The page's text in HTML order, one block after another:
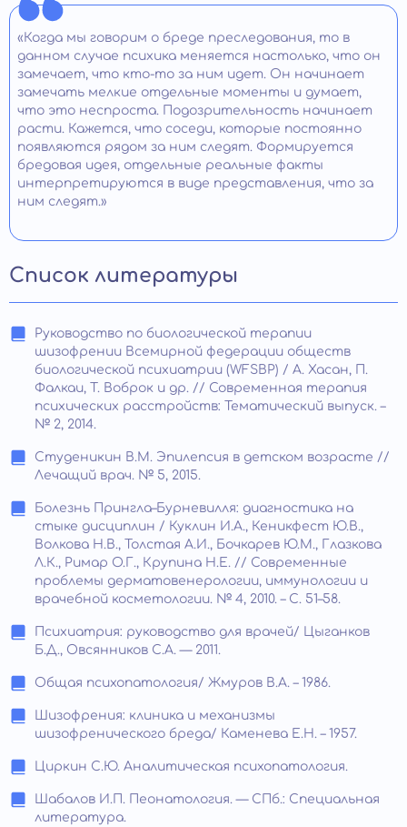
«Когда мы говорим о бреде преследования, то в
данном случае психика меняется настолько, что он
замечает, что кто-то за ним идет. Он начинает
замечать мелкие отдельные моменты и думает,
что это неспроста. Подозрительность начинает
расти. Кажется, что соседи, которые постоянно
появляются рядом за ним следят. Формируется
бредовая идея, отдельные реальные факты
интерпретируются в виде представления, что за
ним следят.»
Список литературы
Руководство по биологической терапии
шизофрении Всемирной федерации обществ
биологической психиатрии (WFSBP) / А. Хасан, П.
Фалкаи, Т. Воброк и др. // Современная терапия
психических расстройств: Тематический выпуск. –
№ 2, 2014.
Студеникин В.М. Эпилепсия в детском возрасте //
Лечащий врач. № 5, 2015.
Болезнь Прингла–Бурневилля: диагностика на
стыке дисциплин / Куклин И.А., Кеникфест Ю.В.,
Волкова Н.В., Толстая А.И., Бочкарев Ю.М., Глазкова
Л.К., Римар О.Г., Крупина Н.Е. // Современные
проблемы дерматовенерологии, иммунологии и
врачебной косметологии. № 4, 2010. – С. 51–58.
Психиатрия: руководство для врачей/ Цыганков
Б.Д., Овсянников С.А. — 2011.
Общая психопатология/ Жмуров В.А. – 1986.
Шизофрения: клиника и механизмы
шизофренического бреда/ Каменева Е.Н. – 1957.
Циркин С.Ю. Аналитическая психопатология.
Шабалов И.П. Пеонатология. — СПб.: Специальная
литература.